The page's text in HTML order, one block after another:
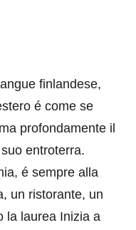
finlandese,
é come se
profondamente il
entroterra.
é sempre alla
un ristorante, un
la laurea Inizia a